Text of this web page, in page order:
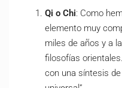
Qi o Chi: Como
elemento muy
miles de años y a
filosofías
con una síntesis